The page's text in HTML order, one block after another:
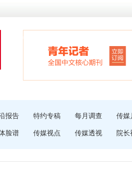
报告 特约专稿 每月调查 传媒
脸谱 传媒视点 传媒透视 院长